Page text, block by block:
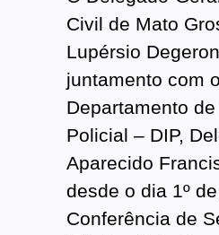
Civil de Mato
Lupérsio
juntamento com
Departamento
Policial – DIP,
Aparecido
desde o dia 1º
Conferência de